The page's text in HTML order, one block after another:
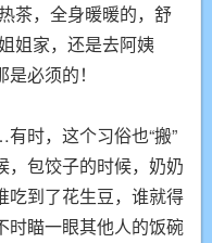
茶，全身暖暖的，舒
姐家，还是去阿姨
必须的！
时，这个习俗也“搬”
，包饺子的时候，奶奶
吃到了花生豆，谁就得
时瞄一眼其他人的饭碗